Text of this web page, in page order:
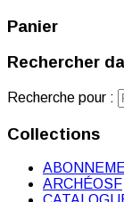
Panier
Rechercher
Recherche pour :
Collections
ARCHÉOSF